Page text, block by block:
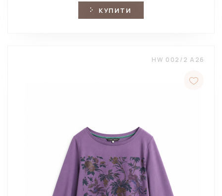
КУПИТИ
HW 002/2 A26